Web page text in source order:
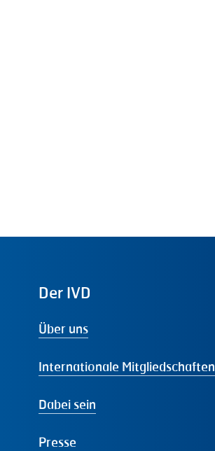
Der IVD
Über uns
Internationale Mitgliedschaften
Dabei sein
Presse